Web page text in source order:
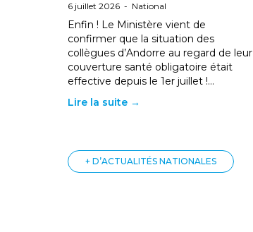
6 juillet 2026 - National
Enfin ! Le Ministère vient de
confirmer que la situation des
collègues d’Andorre au regard de leur
couverture santé obligatoire était
effective depuis le 1er juillet !…
Lire la suite →
+ D’ACTUALITÉS NATIONALES